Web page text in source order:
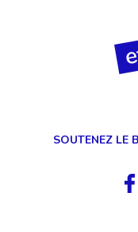
SOUTENEZ LE